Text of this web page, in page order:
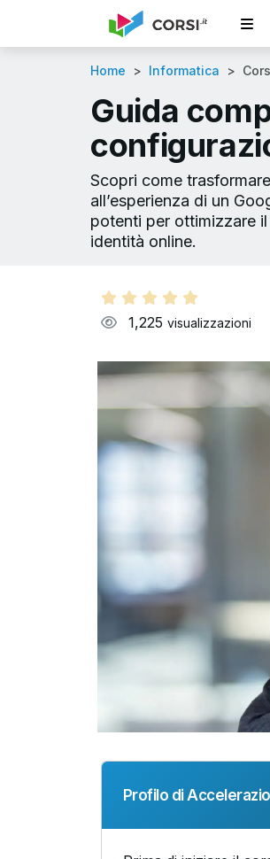
Home Informatica
Guida
Scopri come
all’esperienza di un
potenti per ottimizzare
identità online.
1,225 visualizzazioni
Profilo di